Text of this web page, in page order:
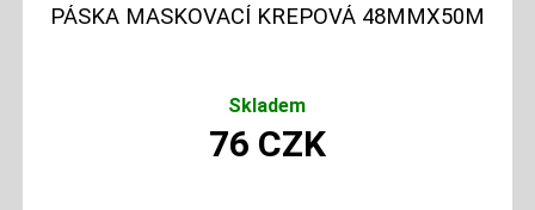
PÁSKA MASKOVACÍ KREPOVÁ 48MMX50M
Skladem
76 CZK